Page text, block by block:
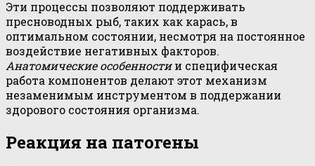
Эти процессы позволяют поддерживать
пресноводных рыб, таких как карась, в
оптимальном состоянии, несмотря на постоянное
воздействие негативных факторов.
Анатомические особенностии специфическая
работа компонентов делают этот механизм
незаменимым инструментом в поддержании
здорового состояния организма.
Реакция на патогены